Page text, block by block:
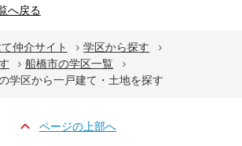
へ戻る
仲介サイト
学区から探す
船橋市の学区一覧
学区から一戸建て・土地を探す
ページの上部へ